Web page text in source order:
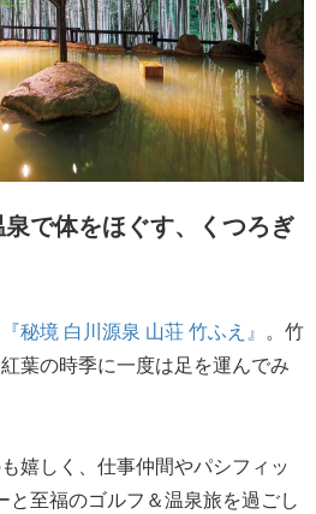
で体をほぐす、くつろぎ
『秘境 白川源泉 山荘 竹ふえ』 。竹
葉の時季に一度は足を運んでみ
嬉しく、仕事仲間やパシフィッ
と至福のゴルフ＆温泉旅を過ごし